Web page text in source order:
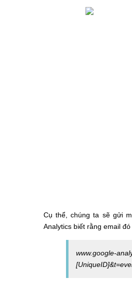
Cụ thể, chúng ta sẽ gửi
Analytics biết rằng email
www.google-